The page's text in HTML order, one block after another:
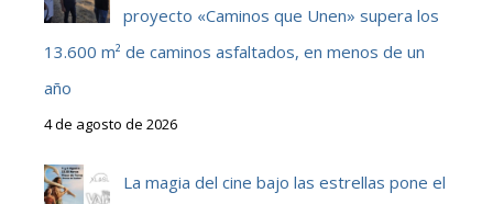
proyecto «Caminos que Unen» supera los
13.600 m² de caminos asfaltados, en menos de un
año
4 de agosto de 2026
La magia del cine bajo las estrellas pone el